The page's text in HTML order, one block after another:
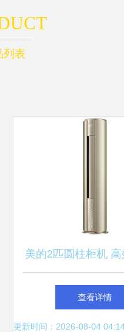
列表
美的2匹圆柱柜机
暖的时尚之选
查看详情
更新时间：2026-08-04